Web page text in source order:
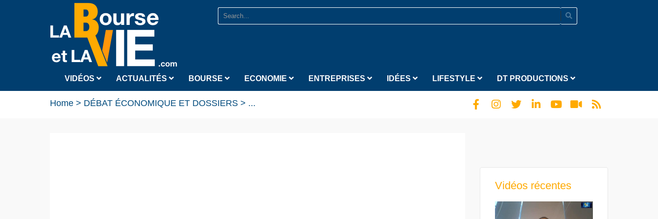
VIDÉOS ACTUALITÉS BOURSE ECONOMIE ENTREPRISES IDÉES LIFESTYLE DT PRODUCTIONS
Home > DÉBAT ÉCONOMIQUE ET DOSSIERS > ...
Vidéos récentes